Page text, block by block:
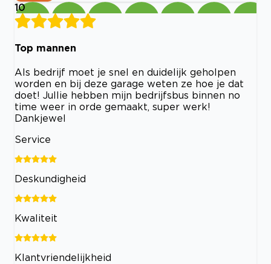
10
Top mannen
Als bedrijf moet je snel en duidelijk geholpen
worden en bij deze garage weten ze hoe je dat
doet! Jullie hebben mijn bedrijfsbus binnen no
time weer in orde gemaakt, super werk!
Dankjewel
Service
Deskundigheid
Kwaliteit
Klantvriendelijkheid